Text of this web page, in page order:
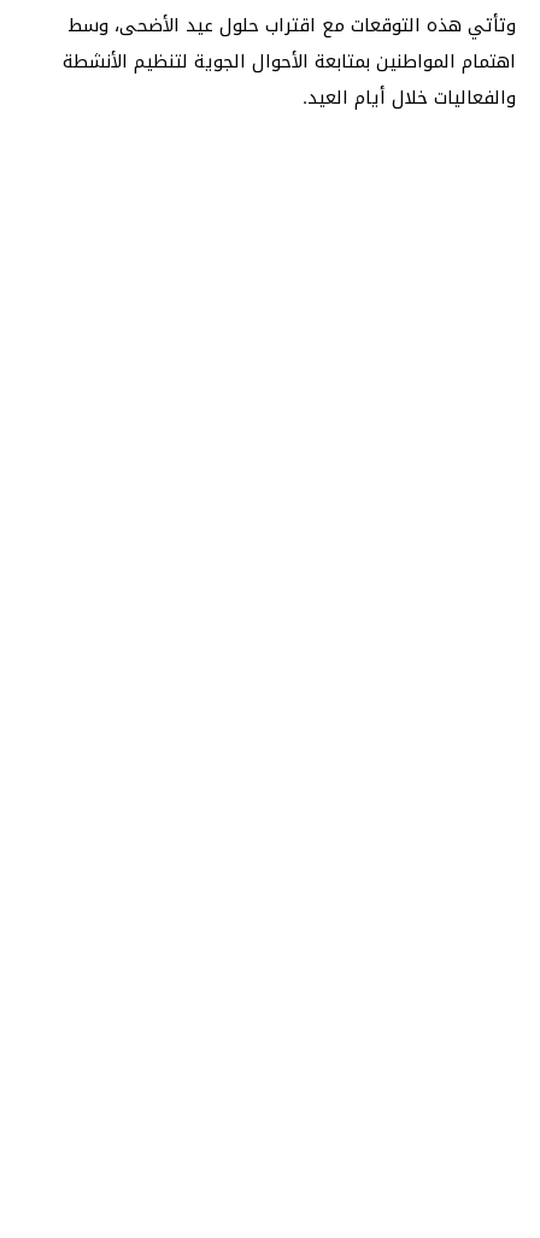
وتأتي هذه التوقعات مع اقتراب حلول عيد الأضحى، وسط
اهتمام المواطنين بمتابعة الأحوال الجوية لتنظيم الأنشطة
والفعاليات خلال أيام العيد.